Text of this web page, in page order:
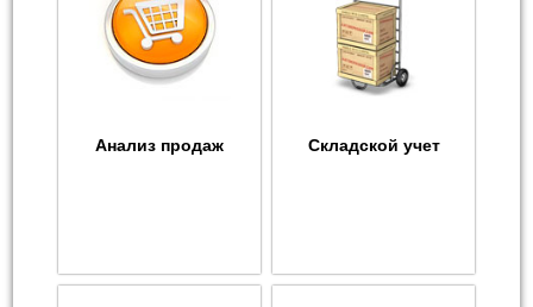
Анализ продаж Складской учет